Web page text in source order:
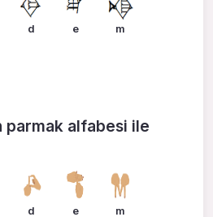
d e m
parmak alfabesi ile
d e m